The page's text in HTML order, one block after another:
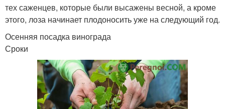
тех саженцев, которые были высажены весной, а кроме
этого, лоза начинает плодоносить уже на следующий год.
Осенняя посадка винограда
Сроки